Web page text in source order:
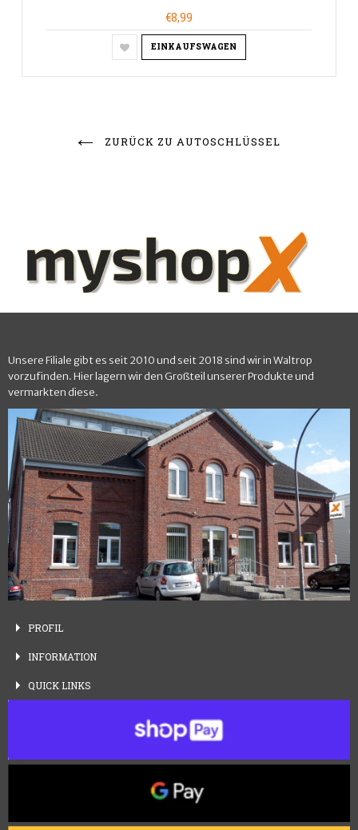
€8,99
EINKAUFSWAGEN
ZURÜCK ZU AUTOSCHLÜSSEL
Unsere Filiale gibt es seit 2010 und seit 2018 sind wir in Waltrop
vorzufinden. Hier lagern wir den Großteil unserer Produkte und
vermarkten diese.
PROFIL
INFORMATION
QUICK LINKS